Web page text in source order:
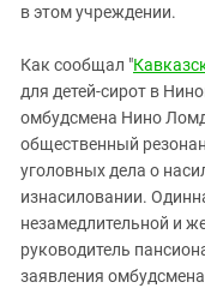
СКФО
Ставропольский край
Чечня
Южная Осетия
Южный Кавказ
в этом учреждении.
Как сообщал "
для детей-сирот в
омбудсмена Нино
общественный
уголовных дела о
изнасиловании.
незамедлительной и
руководитель
заявления